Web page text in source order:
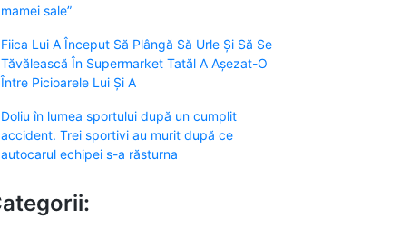
mamei sale”
Fiica Lui A Început Să Plângă Să Urle Și Să Se
Tăvălească În Supermarket Tatăl A Așezat-O
Între Picioarele Lui Și A
Doliu în lumea sportului după un cumplit
accident. Trei sportivi au murit după ce
autocarul echipei s-a răsturna